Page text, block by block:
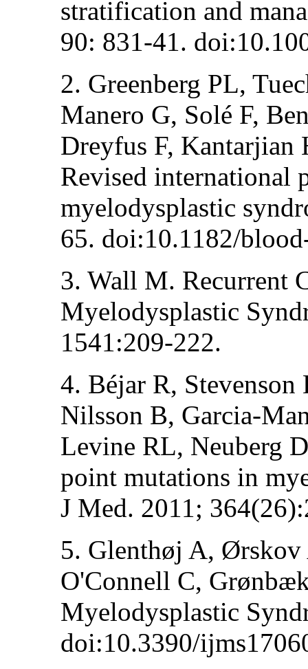
stratification and
90: 831-41.
2. Greenberg PL,
Manero G, Solé F,
Dreyfus F, Kantarjian
Revised international
myelodysplastic
65. doi:10.1182/
3. Wall M. Recurrent
Myelodysplastic
1541:209-222.
4. Béjar R,
Nilsson B, Garcia-
Levine RL, Neuberg
point mutations in
J Med. 2011;
5. Glenthøj A, Ørskov
O'Connell C,
Myelodysplastic
doi:10.3390/